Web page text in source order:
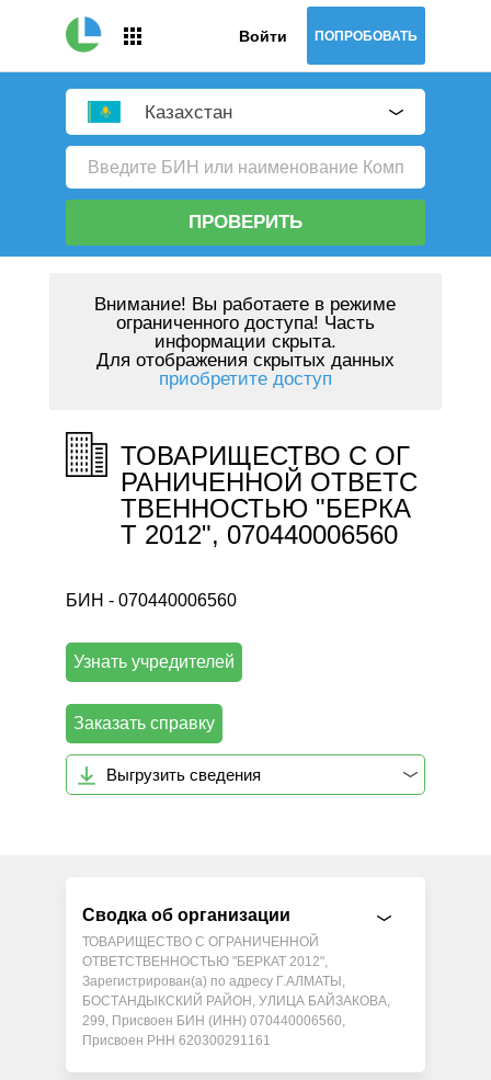
Войти ПОПРОБОВАТЬ
Казахстан
ПРОВЕРИТЬ
Внимание! Вы работаете в режиме
ограниченного доступа! Часть
информации скрыта.
Для отображения скрытых данных
приобретите доступ
ТОВАРИЩЕСТВО С ОГ
РАНИЧЕННОЙ ОТВЕТС
ТВЕННОСТЬЮ "БЕРКА
Т 2012", 070440006560
БИН - 070440006560
Узнать учредителей
Заказать справку
Выгрузить сведения
Сводка об организации
ТОВАРИЩЕСТВО С ОГРАНИЧЕННОЙ
ОТВЕТСТВЕННОСТЬЮ "БЕРКАТ 2012",
Зарегистрирован(а) по адресу Г.АЛМАТЫ,
БОСТАНДЫКСКИЙ РАЙОН, УЛИЦА БАЙЗАКОВА,
299, Присвоен БИН (ИНН) 070440006560,
Присвоен РНН 620300291161